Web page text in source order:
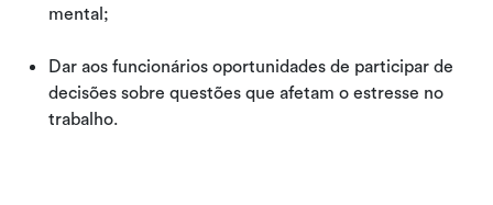
mental;
Dar aos funcionários oportunidades de participar de
decisões sobre questões que afetam o estresse no
trabalho.